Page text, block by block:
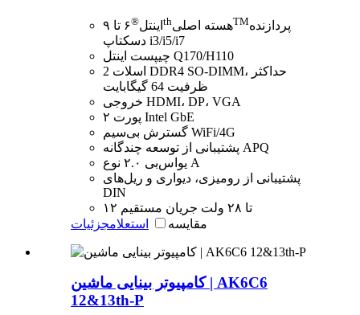
اینتل®۶ تا ۹ thهسته اصلیTMپردازنده
دسکتاپ i3/i5/i7
چیپست اینتل Q170/H110
2 اسلات DDR4 SO-DIMM، حداکثر
ظرفیت 64 گیگابایت
خروجی HDMI، DP، VGA
۲ پورت Intel GbE
گسترش بی‌سیم WiFi/4G
پشتیبانی از توسعه چندگانه APQ
یو‌اس‌بی ۲.۰ نوع A
پشتیبانی از رومیزی، دیواری و ریل‌های
DIN
۱۲ تا ۲۸ ولت جریان مستقیم
مقایسه
استعلامجزئیات
کامپیوتر بینایی ماشین | AK6C6
12&13th-P